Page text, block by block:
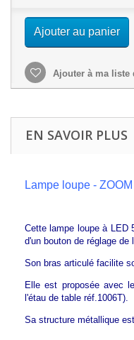
Ajouter au panier
Ajouter à ma liste
EN SAVOIR PLUS
Lampe loupe -
Cette lampe loupe à LED
d'un bouton de réglage de
Son bras articulé facilite
Elle est proposée avec
l'étau de table réf.1006T).
Sa structure métallique